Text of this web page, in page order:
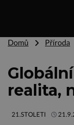
Domů Příroda
realita,
21.STOLETI